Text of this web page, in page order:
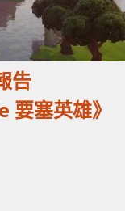
告
塞英雄》